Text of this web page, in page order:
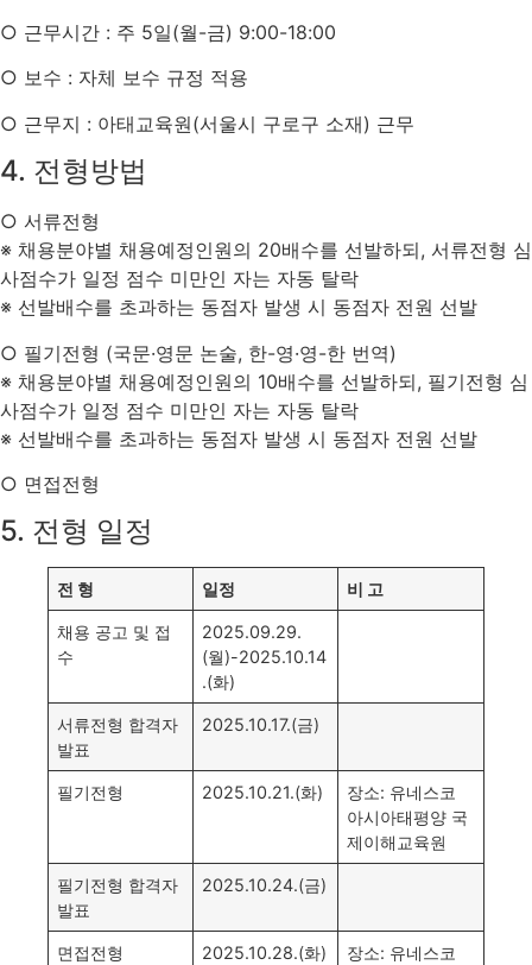
○ 근무시간 : 주 5일(월-금) 9:00-18:00
○ 보수 : 자체 보수 규정 적용
○ 근무지 : 아태교육원(서울시 구로구 소재) 근무
4. 전형방법
○ 서류전형
※ 채용분야별 채용예정인원의 20배수를 선발하되, 서류전형 심
사점수가 일정 점수 미만인 자는 자동 탈락
※ 선발배수를 초과하는 동점자 발생 시 동점자 전원 선발
○ 필기전형 (국문·영문 논술, 한-영·영-한 번역)
※ 채용분야별 채용예정인원의 10배수를 선발하되, 필기전형 심
사점수가 일정 점수 미만인 자는 자동 탈락
※ 선발배수를 초과하는 동점자 발생 시 동점자 전원 선발
○ 면접전형
5. 전형 일정
전 형 일정 비 고
채용 공고 및 접
수
2025.09.29.
(월)-2025.10.14
.(화)
서류전형 합격자
발표
2025.10.17.(금)
필기전형 2025.10.21.(화)
장소: 유네스코
아시아태평양 국
제이해교육원
필기전형 합격자
발표
2025.10.24.(금)
면접전형 2025.10.28.(화)
장소: 유네스코